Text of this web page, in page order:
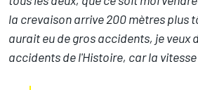
la crevaison arrive 200 mètres plus
aurait eu de gros accidents, je veux
accidents de l'Histoire, car la